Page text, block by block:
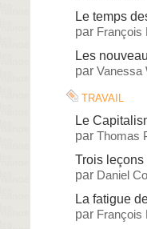
Le temps
par François
Les
par Vanessa
travail
Le
par Thomas
Trois
par Daniel
La fatigue
par François